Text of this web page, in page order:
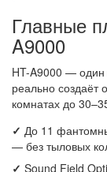
Главные
A9000
HT-A9000 — один
реально создаёт
комнатах до
✓ До 11
— без тыловых
✓ Sound Field